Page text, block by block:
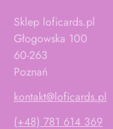
Sklep loficards.pl
Głogowska 100
60-263
Poznań
kontakt@loficards.pl
(+48) 781 614 369